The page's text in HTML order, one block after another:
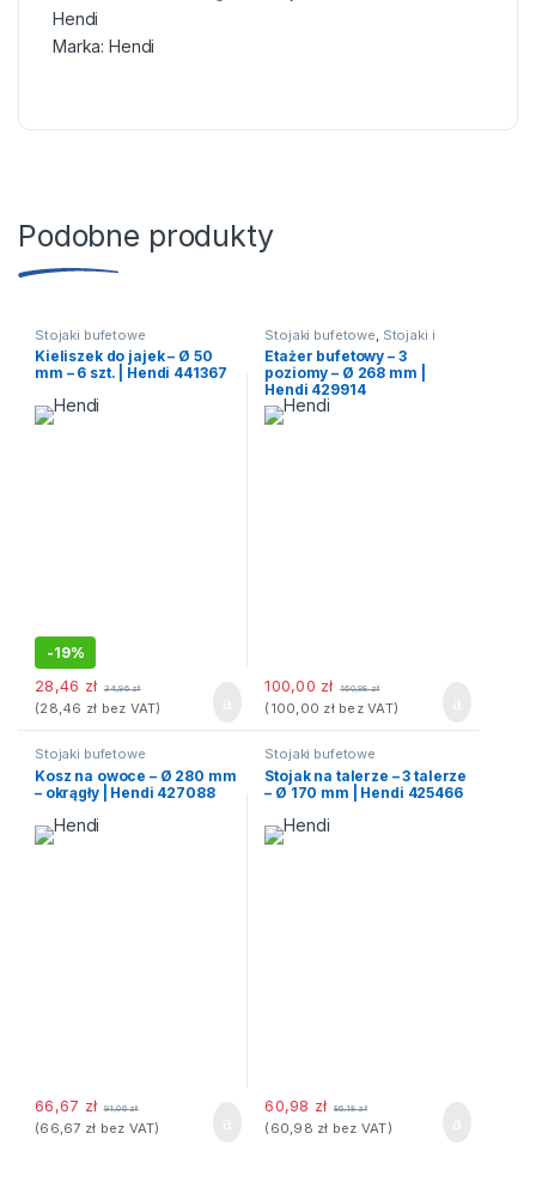
Hendi
Marka:Hendi
Podobne produkty
Stojaki bufetowe
-19%
Kieliszek do jajek – Ø 50
mm – 6 szt. | Hendi 441367
28,46 zł 34,96zł
(28,46 zł bez VAT)
Stojaki bufetowe Stojaki i
serwowanie Stojaki na torty,
ciasta
Etażer bufetowy – 3
poziomy – Ø 268 mm |
Hendi 429914
100,00 zł 160,98zł
(100,00 złbez VAT)
Stojaki bufetowe
Kosz na owoce – Ø 280 mm
– okrągły | Hendi 427088
66,67 zł 91,06zł
(66,67 zł bez VAT)
Stojaki bufetowe
Stojak na talerze – 3 talerze
– Ø 170 mm | Hendi 425466
60,98 zł 86,18zł
(60,98 zł bez VAT)